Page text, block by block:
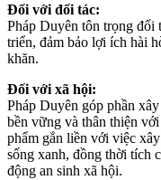
Đối với đối tác:
Pháp Duyên tôn trọng đối
triển, đảm bảo lợi ích hài
khăn.
Đối với xã hội:
Pháp Duyên góp phần
bền vững và thân thiện
phẩm gắn liền với việc
sống xanh, đồng thời tích
động an sinh xã hội.